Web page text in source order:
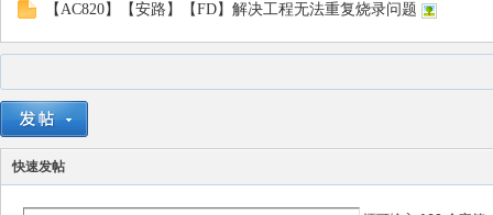
技
【AC820】【安路】【FD】解决工程无法重复烧录问题
快速发帖